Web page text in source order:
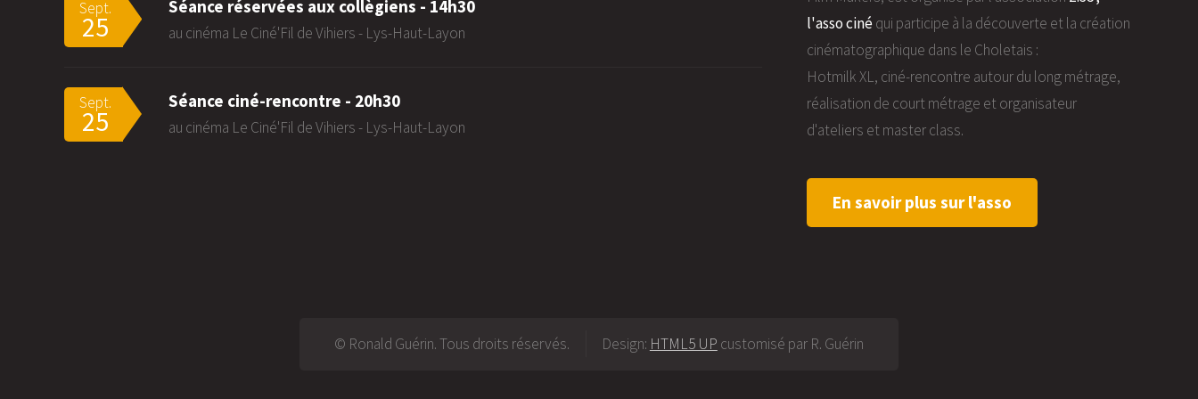
Sept.
25
Séance réservées aux collègiens - 14h30
au cinéma Le Ciné'Fil de Vihiers - Lys-Haut-Layon
Sept.
25
Séance ciné-rencontre - 20h30
au cinéma Le Ciné'Fil de Vihiers - Lys-Haut-Layon
l'asso cinéqui participe à la découverte et la création
cinématographique dans le Choletais :
Hotmilk XL, ciné-rencontre autour du long métrage,
réalisation de court métrage et organisateur
d'ateliers et master class.
En savoir plus sur l'asso
© Ronald Guérin. Tous droits réservés. Design: HTML5 UP customisé par R. Guérin